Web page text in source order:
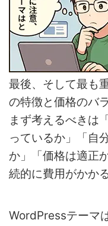
最後、そして最も
の特徴と価格のバ
まず考えるべきは
っているか」「自
か」「価格は適正
続的に費用がかか
WordPressテーマ